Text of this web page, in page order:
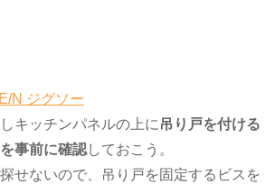
N ジグソー
キッチンパネルの上に 吊り戸を付ける
事前に確認しておこう。
せないので、吊り戸を固定するビスを